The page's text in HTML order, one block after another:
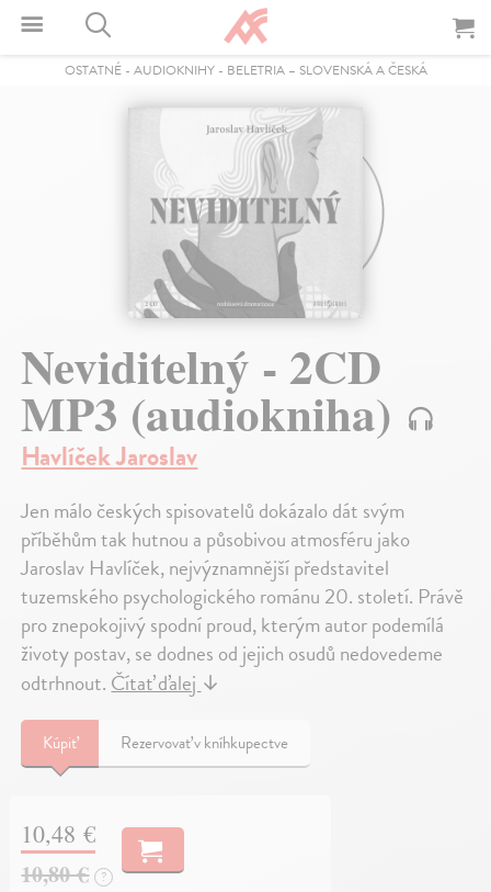
OSTATNÉ- AUDIOKNIHY- BELETRIA – SLOVENSKÁ A ČESKÁ
Neviditelný - 2CD
MP3 (audiokniha)
Havlíček Jaroslav
Jen málo českých spisovatelů dokázalo dát svým
příběhům tak hutnou a působivou atmosféru jako
Jaroslav Havlíček, nejvýznamnější představitel
tuzemského psychologického románu 20. století. Právě
pro znepokojivý spodní proud, kterým autor podemílá
životy postav, se dodnes od jejich osudů nedovedeme
odtrhnout.Čítať ďalej↓
Kúpiť Rezervovať v kníhkupectve
10,48 €
10,80 € ?